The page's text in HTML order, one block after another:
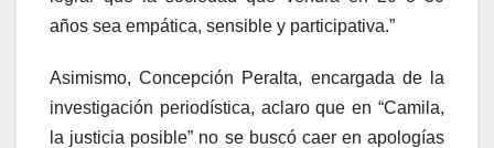
años sea empática, sensible y participativa.”
Asimismo, Concepción Peralta, encargada de la
investigación periodística, aclaro que en “Camila,
la justicia posible” no se buscó caer en apologías